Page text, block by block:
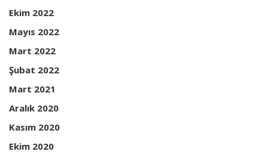
Ekim 2022
Mayıs 2022
Mart 2022
Şubat 2022
Mart 2021
Aralık 2020
Kasım 2020
Ekim 2020